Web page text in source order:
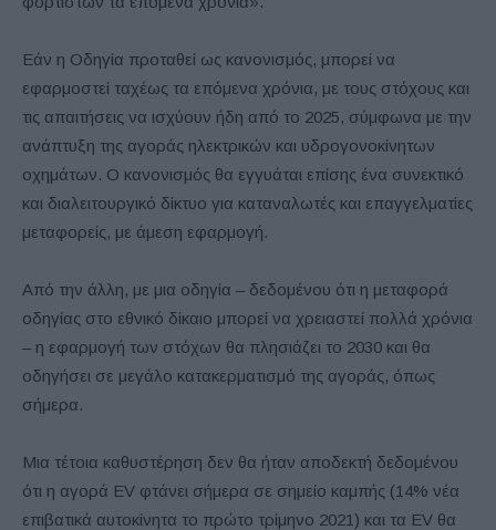
Εάν η Οδηγία προταθεί ως κανονισμός, μπορεί να
εφαρμοστεί ταχέως τα επόμενα χρόνια, με τους στόχους και
τις απαιτήσεις να ισχύουν ήδη από το 2025, σύμφωνα με την
ανάπτυξη της αγοράς ηλεκτρικών και υδρογονοκίνητων
οχημάτων. Ο κανονισμός θα εγγυάται επίσης ένα συνεκτικό
και διαλειτουργικό δίκτυο για καταναλωτές και επαγγελματίες
μεταφορείς, με άμεση εφαρμογή.
Από την άλλη, με μια οδηγία – δεδομένου ότι η μεταφορά
οδηγίας στο εθνικό δίκαιο μπορεί να χρειαστεί πολλά χρόνια
– η εφαρμογή των στόχων θα πλησιάζει το 2030 και θα
οδηγήσει σε μεγάλο κατακερματισμό της αγοράς, όπως
σήμερα.
Μια τέτοια καθυστέρηση δεν θα ήταν αποδεκτή δεδομένου
ότι η αγορά EV φτάνει σήμερα σε σημείο καμπής (14% νέα
επιβατικά αυτοκίνητα το πρώτο τρίμηνο 2021) και τα EV θα